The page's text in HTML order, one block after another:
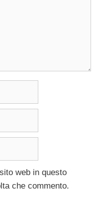
web in questo
che commento.